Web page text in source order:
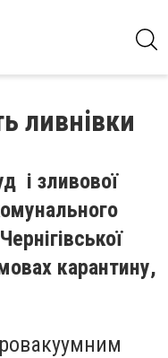
ливнівки
і зливової
карантину,